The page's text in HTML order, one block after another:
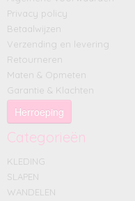
Privacy policy
Betaalwijzen
Verzending en levering
Retourneren
Maten & Opmeten
Garantie & Klachten
Herroeping
Categorieën
KLEDING
SLAPEN
WANDELEN